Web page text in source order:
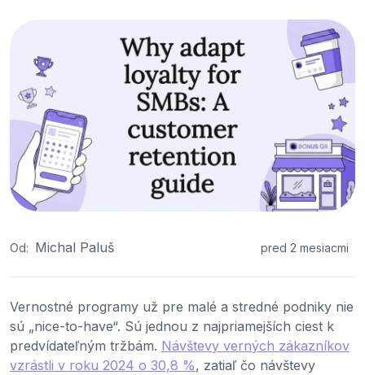
Od: Michal Paluš pred 2 mesiacmi
Vernostné programy už pre malé a stredné podniky nie
sú „nice-to-have“. Sú jednou z najpriamejších ciest k
predvídateľným tržbám. Návštevy verných zákazníkov
vzrástli v roku 2024 o 30,8 %, zatiaľ čo návštevy